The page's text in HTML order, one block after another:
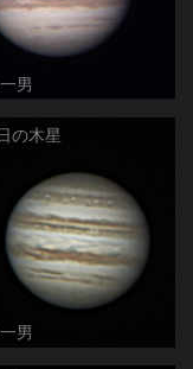
男
の木星
男